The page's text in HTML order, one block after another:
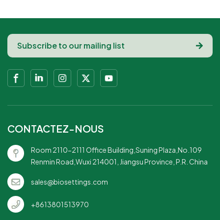
Alimentation,
Restauration
Restauration
CONTACTEZ-NOUS
Room 2110-2111 Office Building,Suning Plaza,No.109
Renmin Road,Wuxi 214001, Jiangsu Province, P.R. China
sales@biosettings.com
+8613801513970